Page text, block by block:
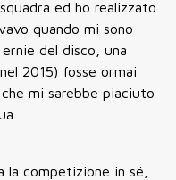
ed ho realizzato
quando mi sono
del disco, una
2015) fosse ormai
mi sarebbe piaciuto
la competizione in sé,